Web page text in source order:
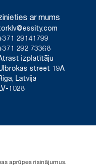
ar mums
29141799
292 73368
izplatītāju
street 19A
Latvija
1028
aprūpes risinājumus.